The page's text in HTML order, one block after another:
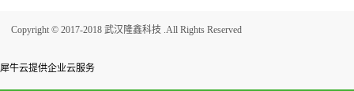
Copyright © 2017-2018 武汉隆鑫科技 .All Rights Reserved
犀牛云提供企业云服务